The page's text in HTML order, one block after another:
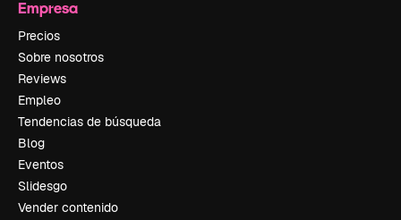
Empresa
Precios
Sobre nosotros
Reviews
Empleo
Tendencias de búsqueda
Blog
Eventos
Slidesgo
Vender contenido